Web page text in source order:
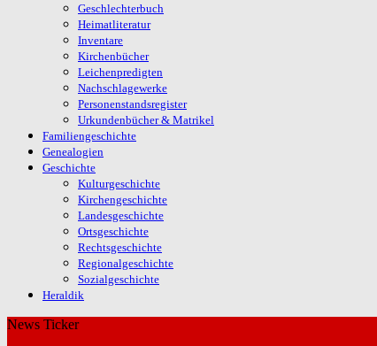
Geschlechterbuch
Heimatliteratur
Inventare
Kirchenbücher
Leichenpredigten
Nachschlagewerke
Personenstandsregister
Urkundenbücher & Matrikel
Familiengeschichte
Genealogien
Geschichte
Kulturgeschichte
Kirchengeschichte
Landesgeschichte
Ortsgeschichte
Rechtsgeschichte
Regionalgeschichte
Sozialgeschichte
Heraldik
News Ticker